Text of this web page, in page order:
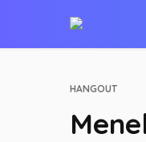
HANGOUT